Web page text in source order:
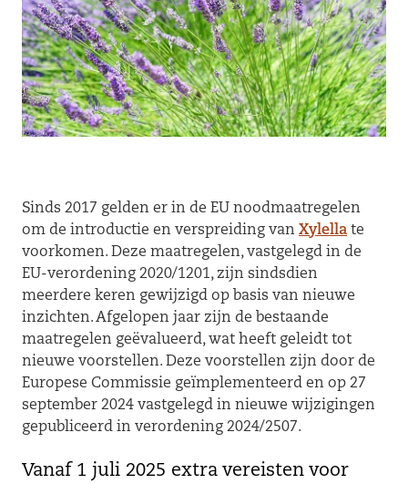
Sinds 2017 gelden er in de EU noodmaatregelen
om de introductie en verspreiding van Xylella te
voorkomen. Deze maatregelen, vastgelegd in de
EU-verordening 2020/1201, zijn sindsdien
meerdere keren gewijzigd op basis van nieuwe
inzichten. Afgelopen jaar zijn de bestaande
maatregelen geëvalueerd, wat heeft geleidt tot
nieuwe voorstellen. Deze voorstellen zijn door de
Europese Commissie geïmplementeerd en op 27
september 2024 vastgelegd in nieuwe wijzigingen
gepubliceerd in verordening 2024/2507.
Vanaf 1 juli 2025 extra vereisten voor